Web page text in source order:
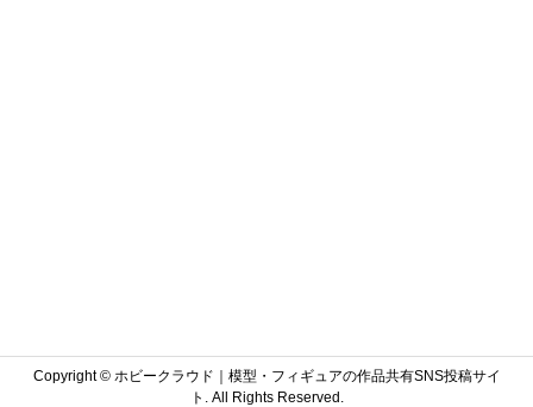
Copyright ©ホビークラウド｜模型・フィギュアの作品共有SNS投稿サイ
ト. All Rights Reserved.